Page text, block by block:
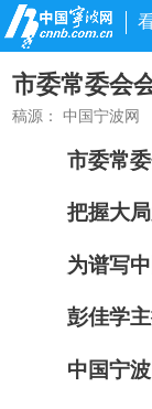
市委常委会
稿源： 中国宁波网
市委常
把握大
为谱写
彭佳学
中国宁